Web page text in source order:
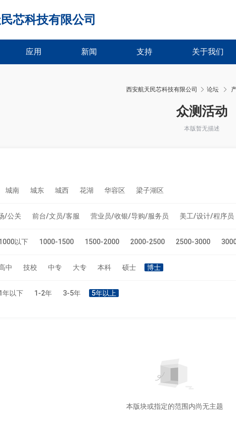
芯科技有限公司
应用 新闻 支持 关于我们
西安航天民芯科技有限公司 论坛
›
众测活动
本版暂无描述
城南 城东 城西 花湖 华容区 梁子湖区
/公关 前台/文员/客服 营业员/收银/导购/服务员 美工/设计/程序员
以下 1000-1500 1500-2000 2000-2500 2500-3000
中 技校 中专 大专 本科 硕士 博士
年以下 1-2年 3-5年 5年以上
本版块或指定的范围内尚无主题